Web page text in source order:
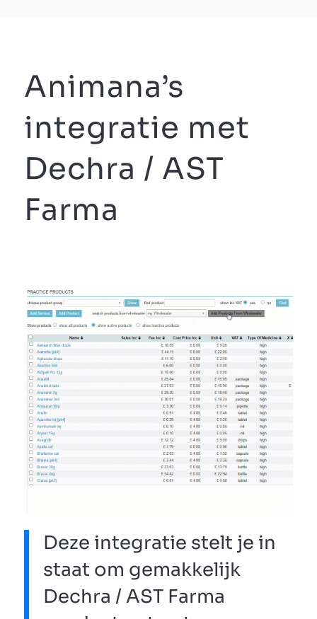
Animana’s
integratie met
Dechra / AST
Farma
Deze integratie stelt je in
staat om gemakkelijk
Dechra / AST Farma